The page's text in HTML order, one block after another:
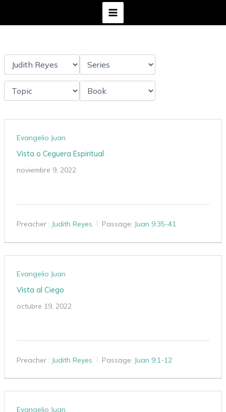
Evangelio Juan
Vista o Ceguera Espiritual
noviembre 9, 2022
Preacher : Judith Reyes Passage: Juan 9:35-41
Evangelio Juan
Vista al Ciego
octubre 19, 2022
Preacher : Judith Reyes Passage: Juan 9:1-12
Evangelio Juan